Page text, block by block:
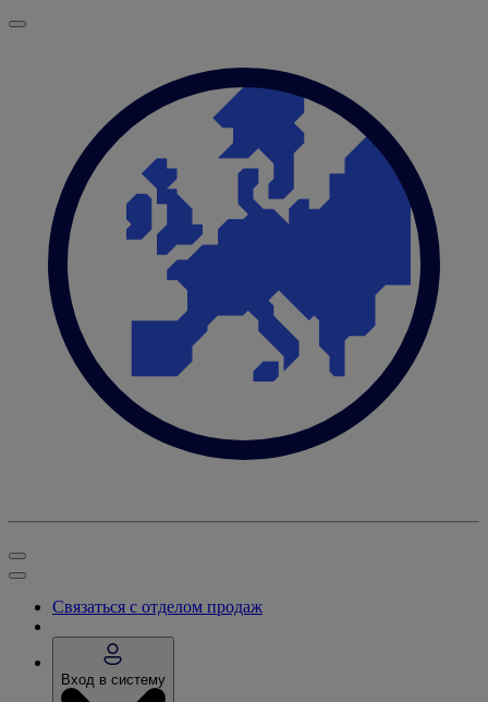
Связаться с отделом продаж
Вход в систему